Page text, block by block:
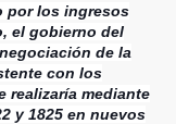
por los ingresos
el gobierno del
de la
con los
realizaría mediante
y 1825 en nuevos